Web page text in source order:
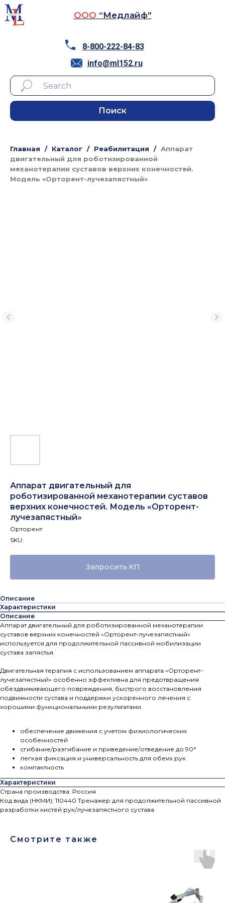
ООО “Медлайф”
info@ml152.ru
8-800-222-84-83
Поиск
Главная Каталог Реабилитация
Аппарат
двигательный для роботизированной
механотерапии суставов верхних конечностей.
Модель «Орторент-лучезапястный»
Аппарат двигательный для
роботизированной механотерапии суставов
верхних конечностей. Модель «Орторент-
лучезапястный»
Орторент
SKU:
Запросить КП
Описание
Характеристики
Описание
Аппарат двигательный для роботизированной механотерапии
суставов верхних конечностей «Орторент-лучезапястный»
используется для продолжительной пассивной мобилизации
сустава запястья.
Двигательная терапия с использованием аппарата «Орторент-
лучезапястный» особенно эффективна для предотвращения
обездвиживающего повреждения, быстрого восстановления
подвижности сустава и поддержки ускоренного лечения с
хорошими функциональными результатами.
обеспечение движения с учетом физиологических
особенностей
сгибание/разгибание и приведение/отведение до 90°
легкая фиксация и универсальность для обеих рук
компактность
Характеристики
Страна производства: Россия
Код вида (НКМИ): 110440 Тренажер для продолжительной пассивной
разработки кистей рук/лучезапястного сустава
Смотрите также